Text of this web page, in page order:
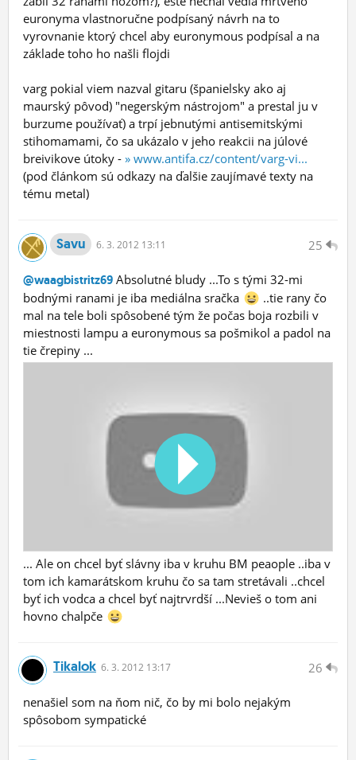
euronyma vlastnoručne podpísaný návrh na to
vyrovnanie ktorý chcel aby euronymous podpísal a na
základe toho ho našli flojdi
varg pokial viem nazval gitaru (španielsky ako aj
maurský pôvod) "negerským nástrojom" a prestal ju v
burzume používať) a trpí jebnutými antisemitskými
stihomamami, čo sa ukázalo v jeho reakcii na júlové
breivikove útoky - » www.antifa.cz/content/varg-vi...
(pod článkom sú odkazy na ďalšie zaujímavé texty na
tému metal)
25
Savu 6. 3. 2012 13:11
@waagbistritz69 Absolutné bludy ...To s tými 32-mi
bodnými ranami je iba mediálna sračka
..tie rany čo
mal na tele boli spôsobené tým že počas boja rozbili v
miestnosti lampu a euronymous sa pošmikol a padol na
tie črepiny ...
... Ale on chcel byť slávny iba v kruhu BM peaople ..iba v
tom ich kamarátskom kruhu čo sa tam stretávali ..chcel
byť ich vodca a chcel byť najtrvrdší ...Nevieš o tom ani
hovno chalpče
26
Tikalok 6. 3. 2012 13:17
nenašiel som na ňom nič, čo by mi bolo nejakým
spôsobom sympatické